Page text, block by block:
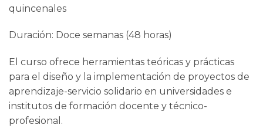
quincenales
Duración: Doce semanas (48 horas)
El curso ofrece herramientas teóricas y prácticas
para el diseño y la implementación de proyectos de
aprendizaje-servicio solidario en universidades e
institutos de formación docente y técnico-
profesional.